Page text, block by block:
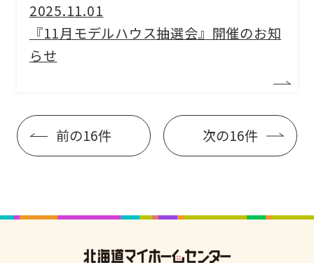
2025.11.01
『11月モデルハウス抽選会』開催のお知
らせ
前の16件 次の16件